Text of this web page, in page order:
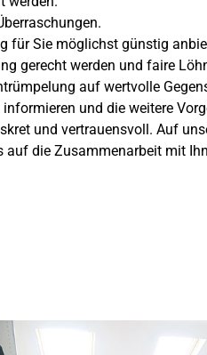
für Sie möglichst günstig
gerecht werden und faire
auf wertvolle
und die weitere
und vertrauensvoll. Auf
auf die Zusammenarbeit mit